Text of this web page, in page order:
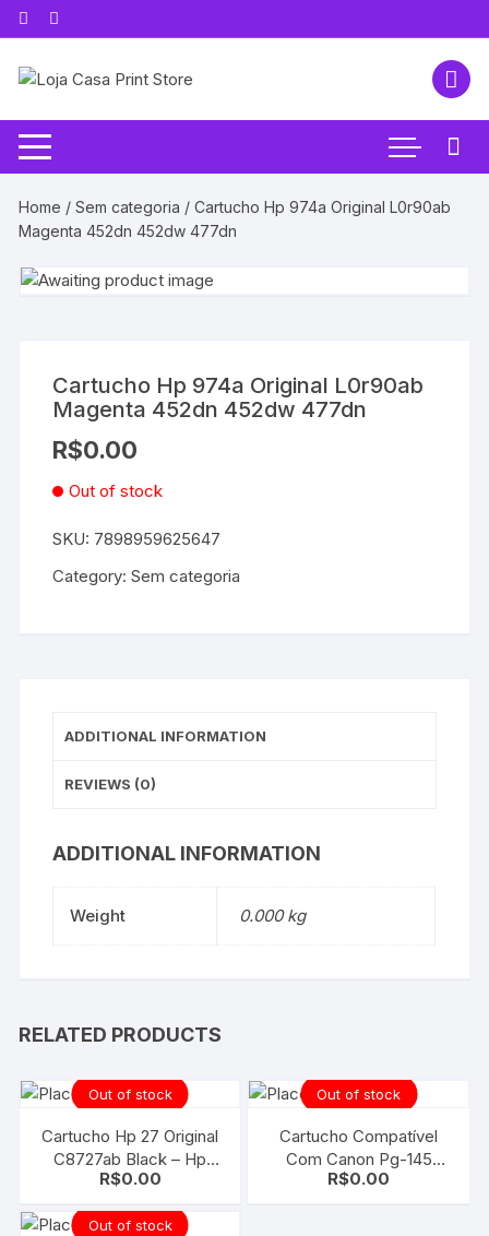
Pular
para
conteúdo
Home /Sem categoria / Cartucho Hp 974a Original L0r90ab
Magenta 452dn 452dw 477dn
Cartucho Hp 974a Original L0r90ab
Magenta 452dn 452dw 477dn
R$0.00
Out of stock
SKU: 7898959625647
Category:Sem categoria
ADDITIONAL INFORMATION
REVIEWS (0)
ADDITIONAL INFORMATION
Weight 0.000 kg
RELATED PRODUCTS
Out of stock
Cartucho Hp 27 Original
C8727ab Black – Hp
3320 4315 1311
R$0.00
Out of stock
Cartucho Compatível
Com Canon Pg-145
Pg145 Black | Mg2910
R$0.00
Out of stock